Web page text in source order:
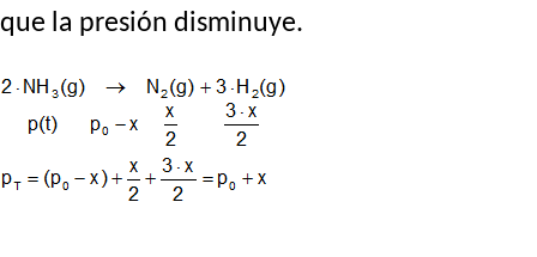
que la presión disminuye.